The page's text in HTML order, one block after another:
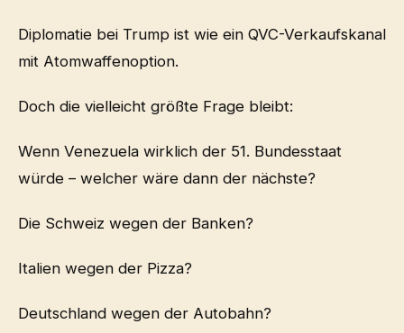
Diplomatie bei Trump ist wie ein QVC-Verkaufskanal
mit Atomwaffenoption.
Doch die vielleicht größte Frage bleibt:
Wenn Venezuela wirklich der 51. Bundesstaat
würde – welcher wäre dann der nächste?
Die Schweiz wegen der Banken?
Italien wegen der Pizza?
Deutschland wegen der Autobahn?